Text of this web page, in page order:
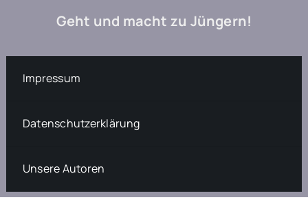
Geht und macht zu Jüngern!
Impressum
Datenschutzerklärung
Unsere Autoren